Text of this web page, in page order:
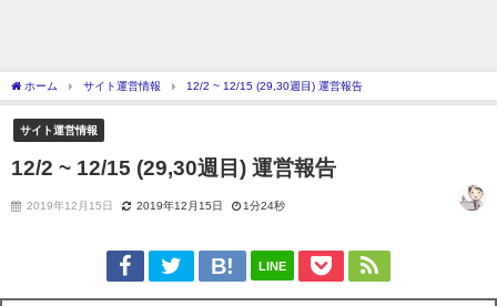
ホーム サイト運営情報 12/2 ~ 12/15 (29,30週目) 運営報告
サイト運営情報
12/2 ~ 12/15 (29,30週目) 運営報告
2019年12月15日 2019年12月15日 1分24秒
LINE